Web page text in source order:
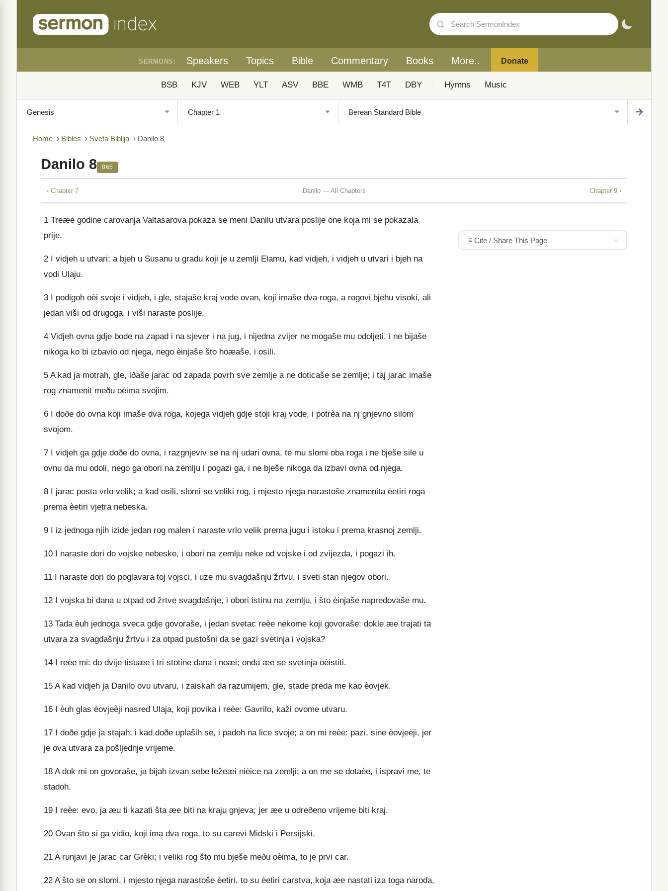
SERMONS: Speakers Topics Bible Commentary Books More.. Donate
BSB KJV WEB YLT ASV BBE WMB T4T DBY Hymns Music
Home › Bibles › Sveta Biblija › Danilo 8
Danilo 8 865
‹ Chapter 7 Danilo — All Chapters Chapter 9 ›
1 Treæe godine carovanja Valtasarova pokaza se meni Danilu utvara poslije one koja mi se pokazala
prije.
2 I vidjeh u utvari; a bjeh u Susanu u gradu koji je u zemlji Elamu, kad vidjeh, i vidjeh u utvari i bjeh na
vodi Ulaju.
3 I podigoh oèi svoje i vidjeh, i gle, stajaše kraj vode ovan, koji imaše dva roga, a rogovi bjehu visoki, ali
jedan viši od drugoga, i viši naraste poslije.
4 Vidjeh ovna gdje bode na zapad i na sjever i na jug, i nijedna zvijer ne mogaše mu odoljeti, i ne bijaše
nikoga ko bi izbavio od njega, nego èinjaše što hoæaše, i osili.
5 A kad ja motrah, gle, iðaše jarac od zapada povrh sve zemlje a ne doticaše se zemlje; i taj jarac imaše
rog znamenit meðu oèima svojim.
6 I doðe do ovna koji imaše dva roga, kojega vidjeh gdje stoji kraj vode, i potrèa na nj gnjevno silom
svojom.
7 I vidjeh ga gdje doðe do ovna, i razgnjeviv se na nj udari ovna, te mu slomi oba roga i ne bješe sile u
ovnu da mu odoli, nego ga obori na zemlju i pogazi ga, i ne bješe nikoga da izbavi ovna od njega.
8 I jarac posta vrlo velik; a kad osili, slomi se veliki rog, i mjesto njega narastoše znamenita èetiri roga
prema èetiri vjetra nebeska.
9 I iz jednoga njih izide jedan rog malen i naraste vrlo velik prema jugu i istoku i prema krasnoj zemlji.
10 I naraste dori do vojske nebeske, i obori na zemlju neke od vojske i od zvijezda, i pogazi ih.
11 I naraste dori do poglavara toj vojsci, i uze mu svagdašnju žrtvu, i sveti stan njegov obori.
12 I vojska bi dana u otpad od žrtve svagdašnje, i obori istinu na zemlju, i što èinjaše napredovaše mu.
13 Tada èuh jednoga sveca gdje govoraše, i jedan svetac reèe nekome koji govoraše: dokle æe trajati ta
utvara za svagdašnju žrtvu i za otpad pustošni da se gazi svetinja i vojska?
14 I reèe mi: do dvije tisuæe i tri stotine dana i noæi; onda æe se svetinja oèistiti.
15 A kad vidjeh ja Danilo ovu utvaru, i zaiskah da razumijem, gle, stade preda me kao èovjek.
16 I èuh glas èovjeèji nasred Ulaja, koji povika i reèe: Gavrilo, kaži ovome utvaru.
17 I doðe gdje ja stajah; i kad doðe uplaših se, i padoh na lice svoje; a on mi reèe: pazi, sine èovjeèji, jer
je ova utvara za pošljednje vrijeme.
18 A dok mi on govoraše, ja bijah izvan sebe ležeæi nièice na zemlji; a on me se dotaèe, i ispravi me, te
stadoh.
19 I reèe: evo, ja æu ti kazati šta æe biti na kraju gnjeva; jer æe u odreðeno vrijeme biti kraj.
20 Ovan što si ga vidio, koji ima dva roga, to su carevi Midski i Persijski.
21 A runjavi je jarac car Grèki; i veliki rog što mu bješe meðu oèima, to je prvi car.
22 A što se on slomi, i mjesto njega narastoše èetiri, to su èetiri carstva, koja æe nastati iza toga naroda,
Cite / Share This Page